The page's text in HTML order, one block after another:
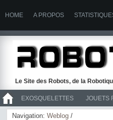
HOME A PROPOS
Le Site des Robots, de la
EXOSQUELETTES JOUETS
>> ROBOTS
Navigation: Weblog /